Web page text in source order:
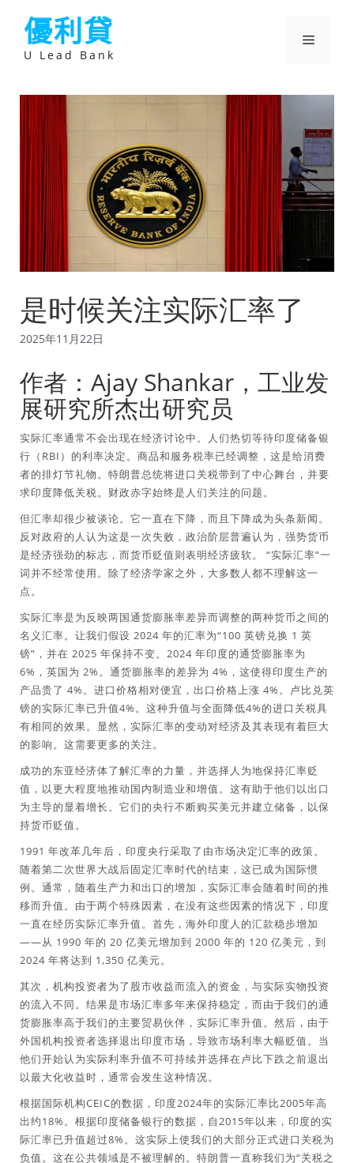
優利貸
U Lead Bank
選
是时候关注实际汇率了
2025年11月22日
作者：Ajay Shankar，工业发
展研究所杰出研究员
实际汇率通常不会出现在经济讨论中。人们热切等待印度储备银
行（RBI）的利率决定。商品和服务税率已经调整，这是给消费
者的排灯节礼物。特朗普总统将进口关税带到了中心舞台，并要
求印度降低关税。财政赤字始终是人们关注的问题。
但汇率却很少被谈论。它一直在下降，而且下降成为头条新闻。
反对政府的人认为这是一次失败，政治阶层普遍认为，强势货币
是经济强劲的标志，而货币贬值则表明经济疲软。 “实际汇率”一
词并不经常使用。除了经济学家之外，大多数人都不理解这一
点。
实际汇率是为反映两国通货膨胀率差异而调整的两种货币之间的
名义汇率。让我们假设 2024 年的汇率为“100 英镑兑换 1 英
镑”，并在 2025 年保持不变。2024 年印度的通货膨胀率为
6%，英国为 2%。通货膨胀率的差异为 4%，这使得印度生产的
产品贵了 4%。进口价格相对便宜，出口价格上涨 4%。卢比兑英
镑的实际汇率已升值4%。这种升值与全面降低4%的进口关税具
有相同的效果。显然，实际汇率的变动对经济及其表现有着巨大
的影响。这需要更多的关注。
成功的东亚经济体了解汇率的力量，并选择人为地保持汇率贬
值，以更大程度地推动国内制造业和增值。这有助于他们以出口
为主导的显着增长。它们的央行不断购买美元并建立储备，以保
持货币贬值。
1991 年改革几年后，印度央行采取了由市场决定汇率的政策。
随着第二次世界大战后固定汇率时代的结束，这已成为国际惯
例。通常，随着生产力和出口的增加，实际汇率会随着时间的推
移而升值。由于两个特殊因素，在没有这些因素的情况下，印度
一直在经历实际汇率升值。首先，海外印度人的汇款稳步增加
——从 1990 年的 20 亿美元增加到 2000 年的 120 亿美元，到
2024 年将达到 1,350 亿美元。
其次，机构投资者为了股市收益而流入的资金，与实际实物投资
的流入不同。结果是市场汇率多年来保持稳定，而由于我们的通
货膨胀率高于我们的主要贸易伙伴，实际汇率升值。然后，由于
外国机构投资者选择退出印度市场，导致市场利率大幅贬值。当
他们开始认为实际利率升值不可持续并选择在卢比下跌之前退出
以最大化收益时，通常会发生这种情况。
根据国际机构CEIC的数据，印度2024年的实际汇率比2005年高
出约18%。根据印度储备银行的数据，自2015年以来，印度的实
际汇率已升值超过8%。这实际上使我们的大部分正式进口关税为
负值。这在公共领域是不被理解的。特朗普一直称我们为“关税之